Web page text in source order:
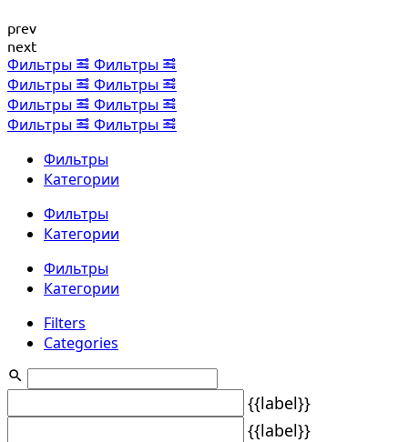
prev
next
Фильтры
Фильтры
Фильтры
Фильтры
Фильтры
Фильтры
Фильтры
Фильтры
Фильтры
Категории
Фильтры
Категории
Фильтры
Категории
Filters
Categories
{{label}}
{{label}}